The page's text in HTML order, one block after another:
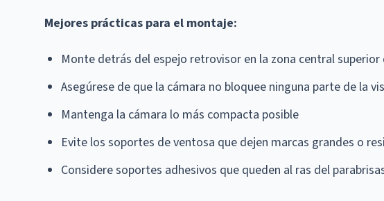
Mejores prácticas para el montaje:
Monte detrás del espejo retrovisor en la zona central superior
Asegúrese de que la cámara no bloquee ninguna parte de la
Mantenga la cámara lo más compacta posible
Evite los soportes de ventosa que dejen marcas grandes o
Considere soportes adhesivos que queden al ras del